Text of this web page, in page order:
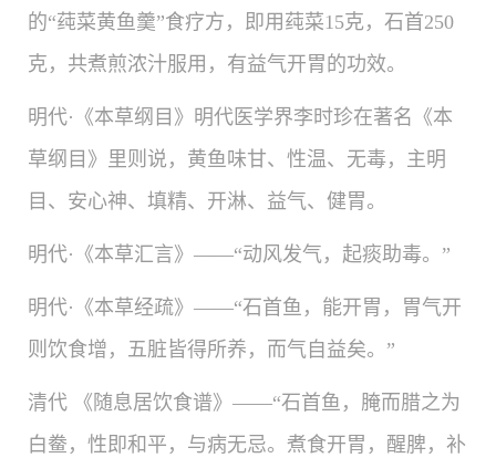
的“莼菜黄鱼羹”食疗方，即用莼菜15克，石首250
克，共煮煎浓汁服用，有益气开胃的功效。
明代·《本草纲目》 明代医学界李时珍在著名《本
草纲目》里则说，黄鱼味甘、性温、无毒，主明
目、安心神、填精、开淋、益气、健胃。
明代·《本草汇言》——“动风发气，起痰助毒。”
明代·《本草经疏》——“石首鱼，能开胃，胃气开
则饮食增，五脏皆得所养，而气自益矣。”
清代 《随息居饮食谱》——“石首鱼，腌而腊之为
白鲞， 性即和平，与病无忌。煮食开胃，醒脾，补